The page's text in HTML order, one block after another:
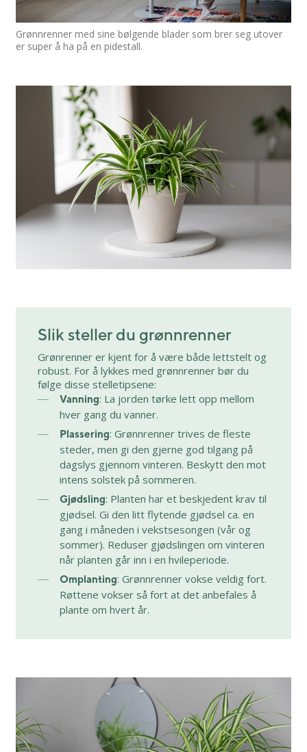
Grønnrenner med sine bølgende blader som brer seg utover
er super å ha på en pidestall.
Slik steller du grønnrenner
Grønrenner er kjent for å være både lettstelt og
robust. For å lykkes med grønnrenner bør du
følge disse stelletipsene:
Vanning: La jorden tørke lett opp mellom
hver gang du vanner.
Plassering: Grønnrenner trives de fleste
steder, men gi den gjerne god tilgang på
dagslys gjennom vinteren. Beskytt den mot
intens solstek på sommeren.
Gjødsling: Planten har et beskjedent krav til
gjødsel. Gi den litt flytende gjødsel ca. en
gang i måneden i vekstsesongen (vår og
sommer). Reduser gjødslingen om vinteren
når planten går inn i en hvileperiode.
Omplanting: Grønnrenner vokse veldig fort.
Røttene vokser så fort at det anbefales å
plante om hvert år.